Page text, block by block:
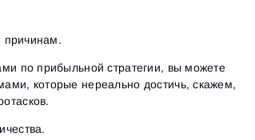
причинам.
по прибыльной стратегии, вы можете
которые нереально достичь, скажем,